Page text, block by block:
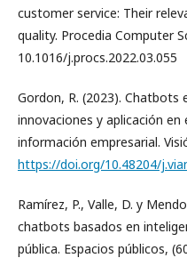
customer service: Their
quality. Procedia Computer
10.1016/j.procs.2022.03.055
Gordon, R. (2023).
innovaciones y aplicación
información empresarial.
https://doi.org/10.48204/
Ramírez, P., Valle, D. y
chatbots basados en
pública. Espacios públicos,